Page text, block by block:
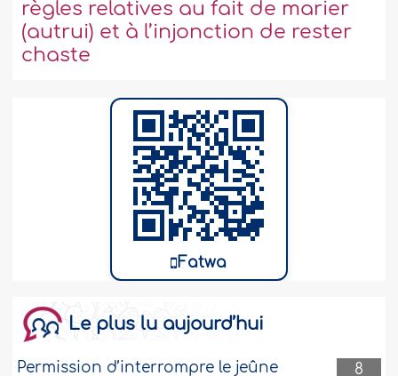
règles relatives au fait de marier
(autrui) et à l’injonction de rester
chaste
Fatwa
Le plus lu aujourd’hui
8
Permission d’interrompre le jeûne